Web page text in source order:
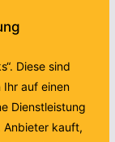
Diese sind
auf einen
Dienstleistung
Anbieter kauft,